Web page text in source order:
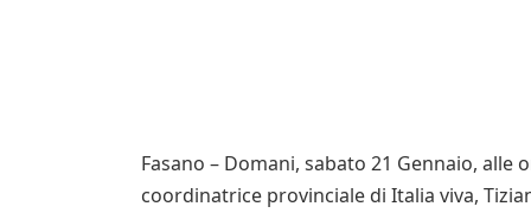
Fasano – Domani, sabato 21 Gennaio,
coordinatrice provinciale di Italia viva,